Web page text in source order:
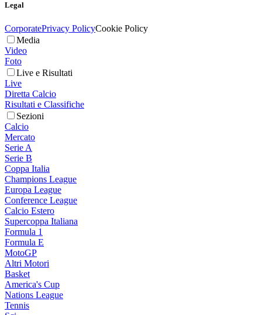
Legal
CorporatePrivacy PolicyCookie Policy
Media
Video
Foto
Live e Risultati
Live
Diretta Calcio
Risultati e Classifiche
Sezioni
Calcio
Mercato
Serie A
Serie B
Coppa Italia
Champions League
Europa League
Conference League
Calcio Estero
Supercoppa Italiana
Formula 1
Formula E
MotoGP
Altri Motori
Basket
America's Cup
Nations League
Tennis